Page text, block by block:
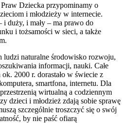
Dziecka przypominamy o
i młodzieży w internecie.
i duży, i mały – ma prawo do
i tożsamości w sieci, a także
ludzi naturalne środowisko rozwoju,
informacji, nauki. Całe
2000 r. dorastało w świecie z
smartfona, internetu. Dla
wirtualną a codziennym
dzieci i młodzież zdają sobie sprawę
szczególnie troszczyć się o swój
by nie paść ofiarą